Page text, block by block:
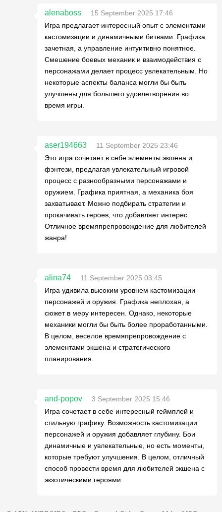
alenaboss
15 September 2025 17:46
Игра предлагает интересный опыт с элементами
кастомизации и динамичными битвами. Графика
зачетная, а управление интуитивно понятное.
Смешение боевых механик и взаимодействия с
персонажами делает процесс увлекательным. Но
некоторые аспекты баланса могли бы быть
улучшены для большего удовлетворения во
время игры.
aser194663
11 September 2025 23:46
Это игра сочетает в себе элементы экшена и
фэнтези, предлагая увлекательный игровой
процесс с разнообразными персонажами и
оружием. Графика приятная, а механика боя
захватывает. Можно подбирать стратегии и
прокачивать героев, что добавляет интерес.
Отличное времяпрепровождение для любителей
жанра!
alina74
11 September 2025 03:45
Игра удивила высоким уровнем кастомизации
персонажей и оружия. Графика неплохая, а
сюжет в меру интересен. Однако, некоторые
механики могли бы быть более проработанными.
В целом, веселое времяпрепровождение с
элементами экшена и стратегического
планирования.
and-popov
3 September 2025 15:46
Игра сочетает в себе интересный геймплей и
стильную графику. Возможность кастомизации
персонажей и оружия добавляет глубину. Бои
динамичные и увлекательные, но есть моменты,
которые требуют улучшения. В целом, отличный
способ провести время для любителей экшена с
экзотическими героями.